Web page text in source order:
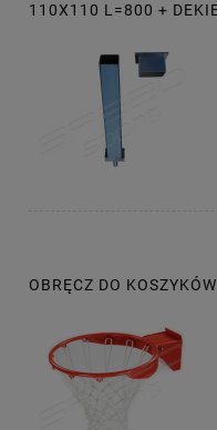
110X110 L=800 +
OBRĘCZ DO